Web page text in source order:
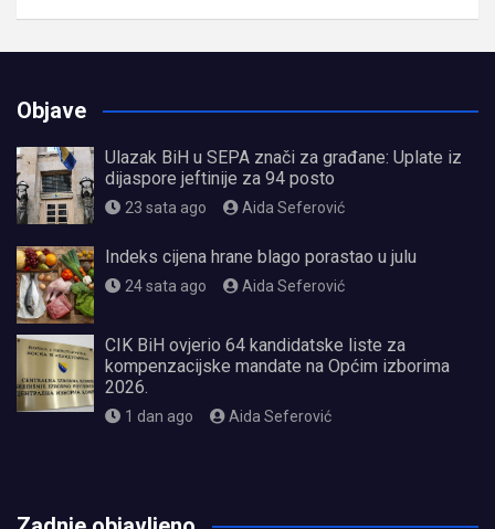
Objave
Ulazak BiH u SEPA znači za građane: Uplate iz
dijaspore jeftinije za 94 posto
23 sata ago Aida Seferović
Indeks cijena hrane blago porastao u julu
24 sata ago Aida Seferović
CIK BiH ovjerio 64 kandidatske liste za
kompenzacijske mandate na Općim izborima
2026.
1 dan ago Aida Seferović